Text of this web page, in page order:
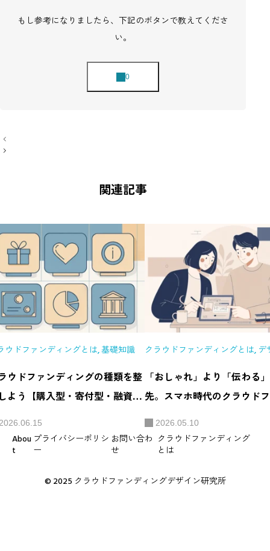
もし参考になりましたら、下記のボタンで教えてくださ
い。
投
稿
関連記事
ウドファンディングとは,基礎知識
ウドファンディングの種類を整
よう【購入型・寄付型・融資型
6つのタイプ】
クラウドファンディングとは, デ
「おしゃれ」より「伝わる
先。スマホ時代のクラウド
ィング画像に潜む「視認性
2026.05.10
Abou
t
プライバシーポリシ
ー
お問い合わ
せ
クラウドファンディング
とは
© 2025 クラウドファンディングデザイン研究所